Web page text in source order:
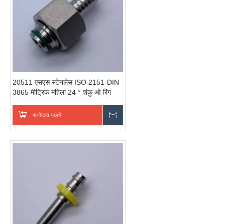
20511 एसएस स्टेनलेस ISO 2151-DIN
3865 मीट्रिक महिला 24 ° शंकु ओ-रिंग
बास्केटांत घालचें